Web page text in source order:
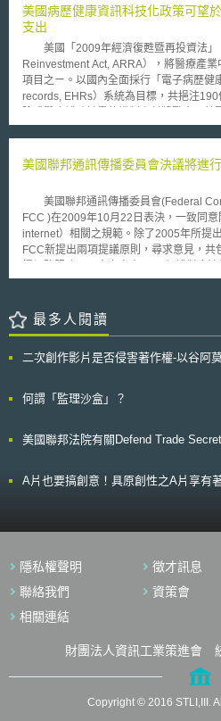
DNA片段是自然界的產物，不因為其經
cDNA（complementary DNA，簡稱
非自然發生。該判決強調Myriad
和BRCA2基因編碼的遺傳信息，即法院
重要且有用的基因，但該等基因從其週邊
不過，法院也認為“與經分離的DNA片段
可專利性。”因此，“cDNA非自然的產物
Prometheus Laboratories》案認為，檢
或產生副作用的可能性間的關聯性。即使
存在，是藥物被人體代謝的結果，因此，
利性。
美國病歷健康資訊科技化政策可望
支出
美國「2009年經濟復甦暨再投資法」
Reinvestment Act, ARRA），將醫療產
項目之ㄧ。以國內全面採行「電子病歷健
records, EHRs）系統為目標，共挹注
的電子醫療資訊系統。自2011年至2015
金；倘於2015年後，其尚未成為實質
策，ARRA規定主管機關須於2009年12
相互運用性（interoperability）、臨床功
全性等標準。 EHR系統的基礎，也就
涵蓋的功能，能提供臨床及藥費的即時資
名藥）最為安全，且可符合病患經濟負擔
少藥劑師因難以判讀字跡所導致的配藥錯
會（Pharmaceutical Care Management
查研究指出，ARRA中的病歷健康資訊科
出；其所帶來的效益實遠超過政府所挹注
美國聯邦通訊傳播委員會決議將進
美國聯邦通訊傳播委員會(Federal
FCC )在2009年10月22日表決，一致同
internet）相關之規範。除了2005年所提
FCC新提出兩項提議原則，尋求意見，共
利； 3. 選擇於網際網路上使用設施（
者（service providers）、和內容提供業
爭關係； 5. 網路提供業者之管理措施，不
供業者，需揭露網路管理措施之方案資訊
則，將會扼殺創意和傷害就業市場，該議
的規範，將是對經濟最佳之刺激方式。 同時也有人質疑，FCC並非授
行，而FCC制定該原則之意義為何？但
最多人閱讀
二次創作影片是否侵害著作權-以谷阿
何謂「監理沙盒」？
美國聯邦法院有關Defend Trade
A片也要搞創意！具原創性之A片享有
隱私權聲明 徵才訊息
聯絡我們
資策會
相關連結
財團法人資訊工業策進會
Copyright © 2016 STLI,III.